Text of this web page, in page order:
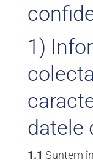
1)
datele
1.1 Suntem